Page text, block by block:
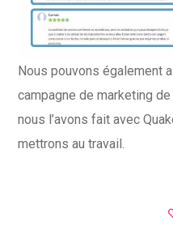
Nous pouvons également
campagne de marketing
nous l’avons fait avec
mettrons au travail.